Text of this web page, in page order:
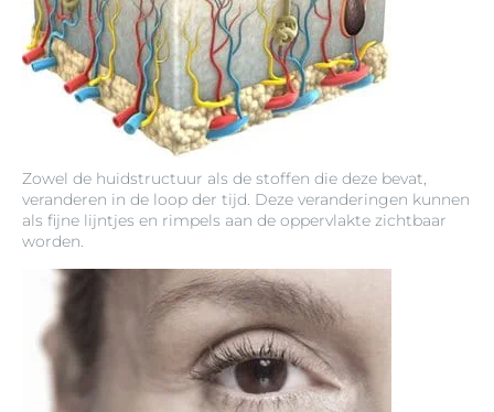
Zowel de huidstructuur als de stoffen die deze bevat,
veranderen in de loop der tijd. Deze veranderingen kunnen
als fijne lijntjes en rimpels aan de oppervlakte zichtbaar
worden.